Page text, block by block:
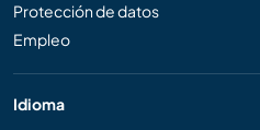
Protección de datos
Empleo
Idioma